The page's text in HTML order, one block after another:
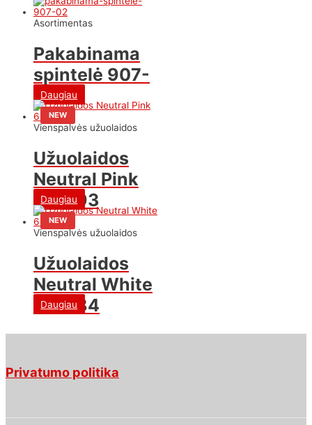
Asortimentas
Pakabinama
spintelė 907-
02
Daugiau
NEW
Vienspalvės užuolaidos
Užuolaidos
Neutral Pink
623-93
Daugiau
NEW
Vienspalvės užuolaidos
Užuolaidos
Neutral White
623-84
Daugiau
Privatumo politika